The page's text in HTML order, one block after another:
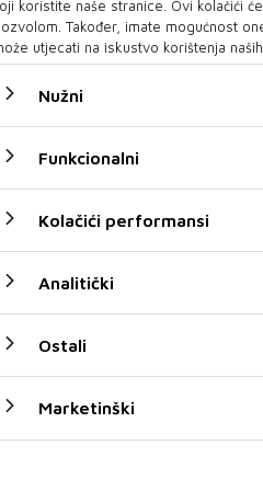
imao samo riječi hvale za
osoba. Mislim, ipak je
snimali dvije epizode u
jedan od onih trenutaka u
sanjate li", ispričao je.
je bila "duhovita" i "sjajna
do ranih jutarnjih
gostovanje u seriji bit će
više od 20 godina,
godine. Seriju "The
o holivudskom filmskom
kojoj se sudaraju
koristite naše stranice. Ovi kolačići
Također, imate mogućnost
utjecati na iskustvo korištenja
Nužni
Funkcionalni
Kolačići performansi
Analitički
Ostali
Marketinški